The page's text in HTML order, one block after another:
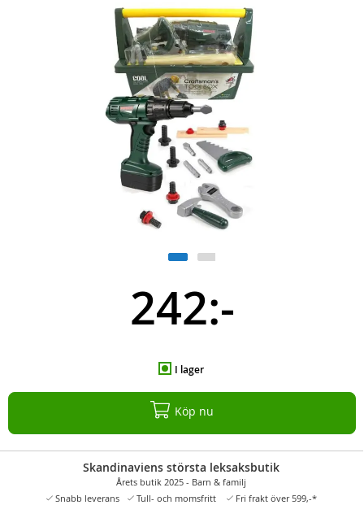
242:-
I lager
Köp nu
Skandinaviens största leksaksbutik
Årets butik 2025 - Barn & familj
Snabb leverans
Tull- och momsfritt Fri frakt över 599,-*